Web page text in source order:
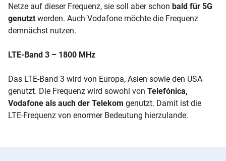
Netze auf dieser Frequenz, sie soll aber schon bald für 5G
genutzt werden. Auch Vodafone möchte die Frequenz
demnächst nutzen.
LTE-Band 3 – 1800 MHz
Das LTE-Band 3 wird von Europa, Asien sowie den USA
genutzt. Die Frequenz wird sowohl von Telefónica,
Vodafone als auch der Telekom genutzt. Damit ist die
LTE-Frequenz von enormer Bedeutung hierzulande.